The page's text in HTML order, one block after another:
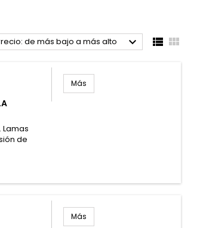
de más bajo a más alto   
Lamas
de
Más
Más